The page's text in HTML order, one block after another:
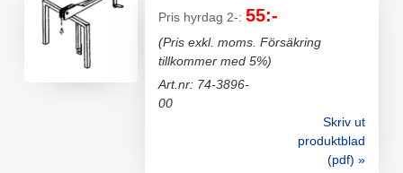
Pris hyrdag 2-:55:-
(Pris exkl. moms. Försäkring
tillkommer med 5%)
Art.nr: 74-3896-
00
Skriv ut
produktblad
(pdf) »